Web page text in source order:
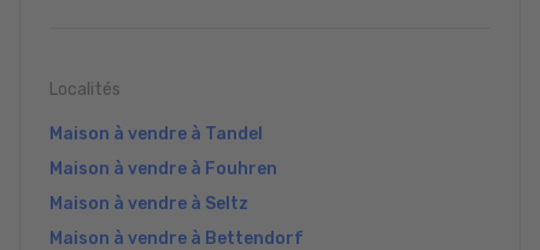
Localités
Maison à vendre à Tandel
Maison à vendre à Fouhren
Maison à vendre à Seltz
Maison à vendre à Bettendorf